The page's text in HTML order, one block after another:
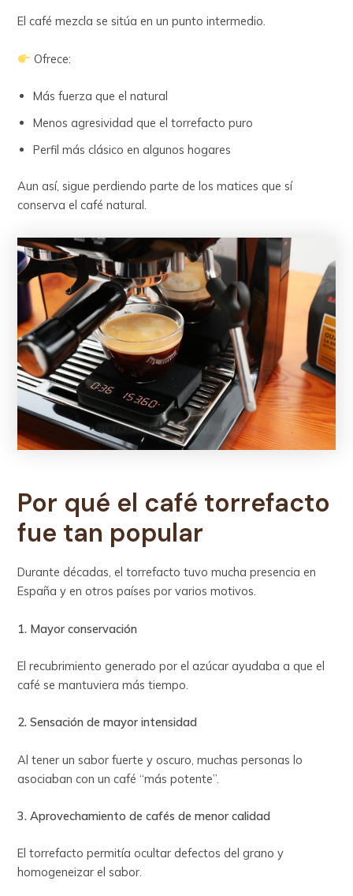
El café mezcla se sitúa en un punto intermedio.
Ofrece:
Más fuerza que el natural
Menos agresividad que el torrefacto puro
Perfil más clásico en algunos hogares
Aun así, sigue perdiendo parte de los matices que sí
conserva el café natural.
Por qué el café torrefacto
fue tan popular
Durante décadas, el torrefacto tuvo mucha presencia en
España y en otros países por varios motivos.
1. Mayor conservación
El recubrimiento generado por el azúcar ayudaba a que el
café se mantuviera más tiempo.
2. Sensación de mayor intensidad
Al tener un sabor fuerte y oscuro, muchas personas lo
asociaban con un café “más potente”.
3. Aprovechamiento de cafés de menor calidad
El torrefacto permitía ocultar defectos del grano y
homogeneizar el sabor.